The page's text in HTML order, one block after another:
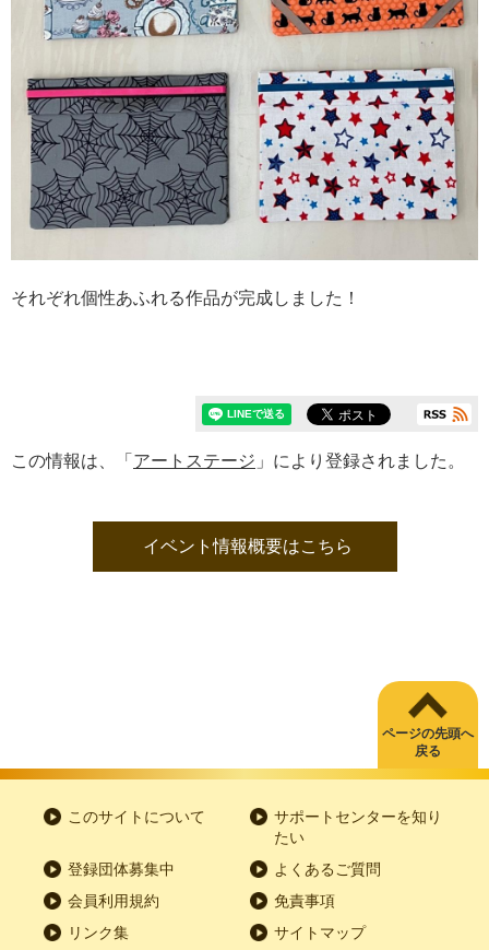
それぞれ個性あふれる作品が完成しました！
この情報は、「 アートステージ 」により登録されました。
イベント情報概要はこちら
ページの先頭へ
戻る
このサイトについて
サポートセンターを知り
たい
登録団体募集中
よくあるご質問
会員利用規約
免責事項
リンク集
サイトマップ